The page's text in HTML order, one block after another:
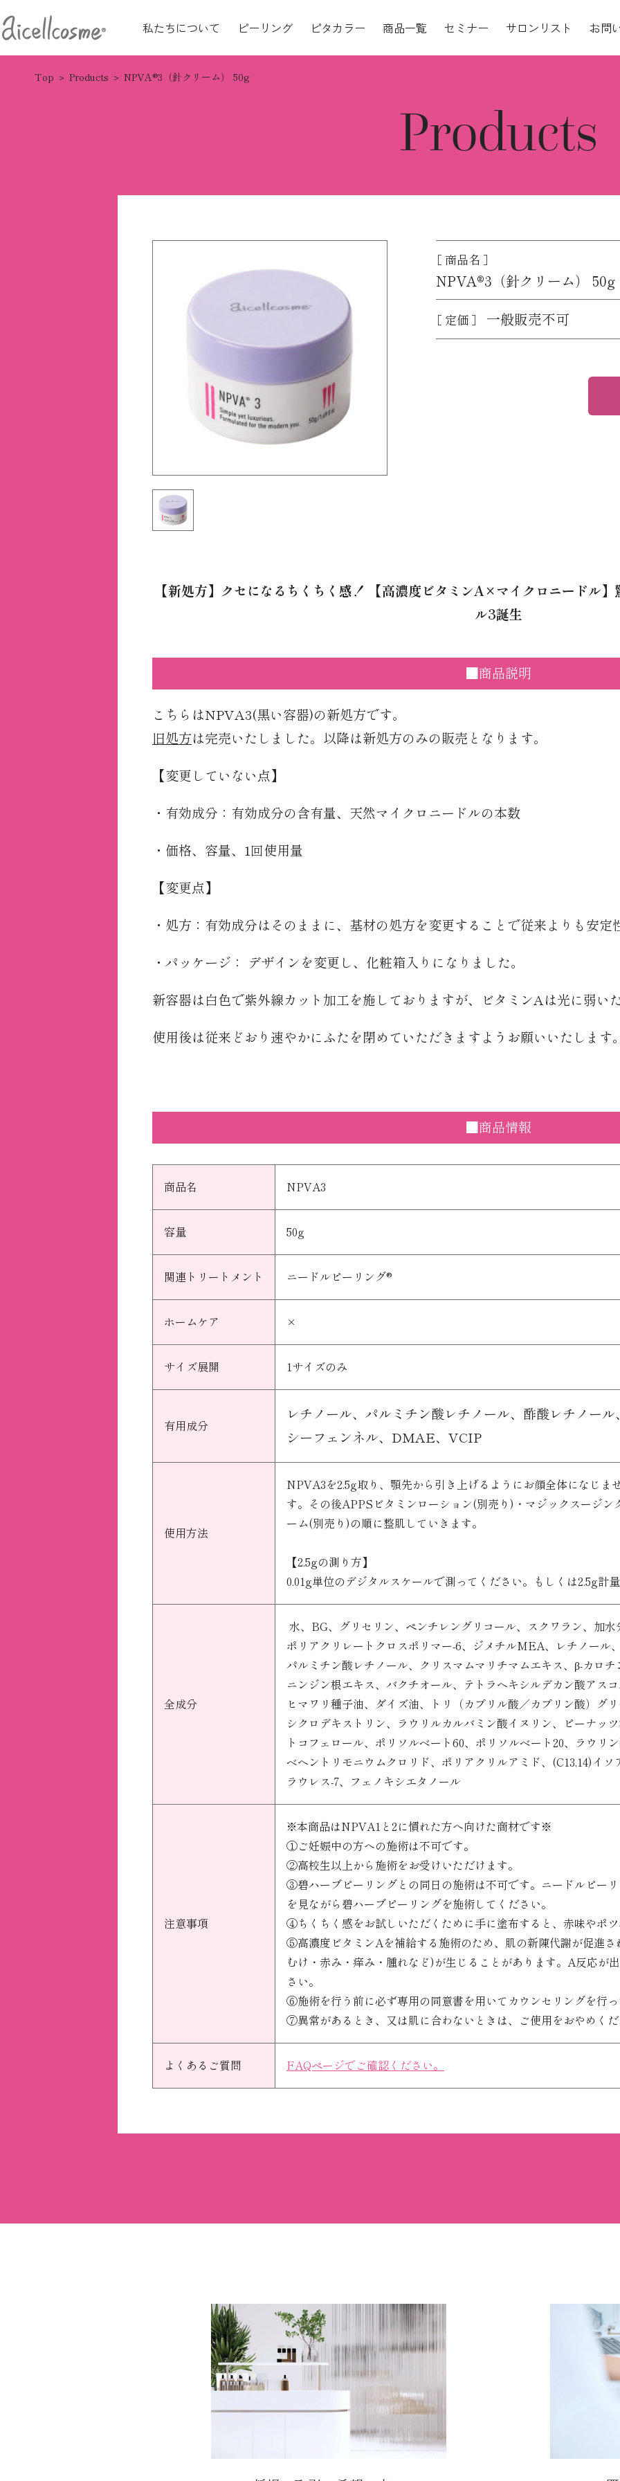
私たちについて ピーリング ピタカラー 商品一覧 セミナー サロンリスト お問
Top Products NPVA®3（針クリーム） 50g
Products
［ 商品名 ］
NPVA®3（針クリーム） 50g
［ 定価 ］ 一般販売不可
【新処方】クセになるちくちく感！ 【高濃度ビタミンA×マイクロニードル
ル3誕生
■商品説明
こちらはNPVA3(黒い容器)の新処方です。
旧処方 は完売いたしました。以降は新処方のみの販売となります。
【変更していない点】
・有効成分：有効成分の含有量、天然マイクロニードルの本数
・価格、容量、1回使用量
【変更点】
・処方：有効成分はそのままに、基材の処方を変更することで従来よりも安定
・パッケージ： デザインを変更し、化粧箱入りになりました。
新容器は白色で紫外線カット加工を施しておりますが、ビタミンAは光に弱いた
使用後は従来どおり速やかにふたを閉めていただきますようお願いいたします。
■商品情報
商品名 NPVA3
容量 50g
関連トリートメント ニードルピーリング®
ホームケア ×
サイズ展開 1サイズのみ
有用成分
レチノール、 パルミチン酸レチノール、 酢酸レチノール
シーフェンネル、 DMAE、 VCIP
使用方法
NPVA3を2.5g取り、顎先から引き上げるようにお顔全体になじま
す。その後APPSビタミンローション(別売り)・マジックスージン
ーム(別売り)の順に整肌していきます。
【2.5gの測り方】
0.01g単位のデジタルスケールで測ってください。もしくは2.5g計
全成分
水、BG、グリセリン、ペンチレングリコール、スクワラン、加水
ポリアクリレートクロスポリマー-6、ジメチルMEA、レチノール
パルミチン酸レチノール、クリスマムマリチマムエキス、β-カロチ
ニンジン根エキス、バクチオール、テトラヘキシルデカン酸アスコ
ヒマワリ種子油、ダイズ油、トリ（カプリル酸／カプリン酸）グリ
シクロデキストリン、ラウリルカルバミン酸イヌリン、ピーナッツ
トコフェロール、ポリソルベート60、ポリソルベート20、ラウリン
ベヘントリモニウムクロリド、ポリアクリルアミド、(C13,14)イソ
ラウレス-7、フェノキシエタノール
注意事項
※本商品はNPVA1と2に慣れた方へ向けた商材です※
①ご妊娠中の方への施術は不可です。
②高校生以上から施術をお受けいただけます。
③碧ハーブピーリングとの同日の施術は不可です。ニードルピー
を見ながら碧ハーブピーリングを施術してください。
④ちくちく感をお試しいただくために手に塗布すると、赤味やポ
⑤高濃度ビタミンAを補給する施術のため、肌の新陳代謝が促進
むけ・赤み・痒み・腫れなど)が生じることがあります。A反応が
さい。
⑥施術を行う前に必ず専用の同意書を用いてカウンセリングを行っ
⑦異常があるとき、又は肌に合わないときは、ご使用をおやめくだ
よくあるご質問 FAQページでご確認ください。